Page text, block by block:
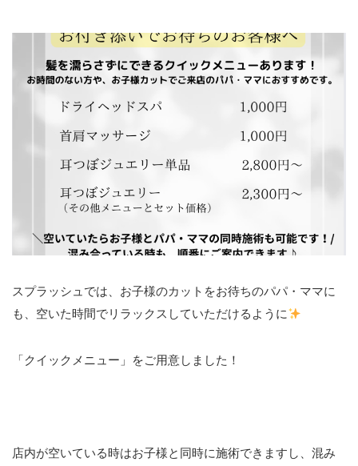
スプラッシュでは、お子様のカットをお待ちのパパ・ママに
も、空いた時間でリラックスしていただけるように
「クイックメニュー」をご用意しました！
店内が空いている時はお子様と同時に施術できますし、混み